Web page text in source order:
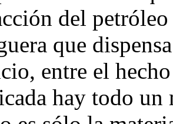
del
que
entre el
hay todo un